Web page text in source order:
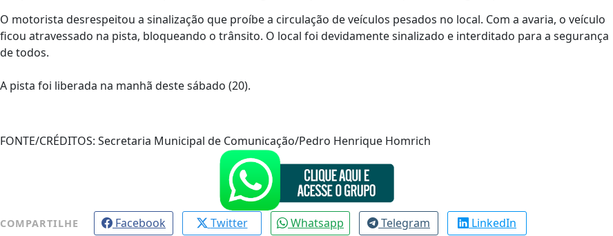
O motorista desrespeitou a sinalização que proíbe a circulação de veículos pesados no local. Com a avaria, o veículo
ficou atravessado na pista, bloqueando o trânsito. O local foi devidamente sinalizado e interditado para a segurança
de todos.
A pista foi liberada na manhã deste sábado (20).
FONTE/CRÉDITOS: Secretaria Municipal de Comunicação/Pedro Henrique Homrich
COMPARTILHE Facebook Twitter Whatsapp Telegram LinkedIn